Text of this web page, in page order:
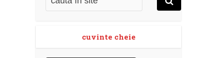
cuvinte cheie